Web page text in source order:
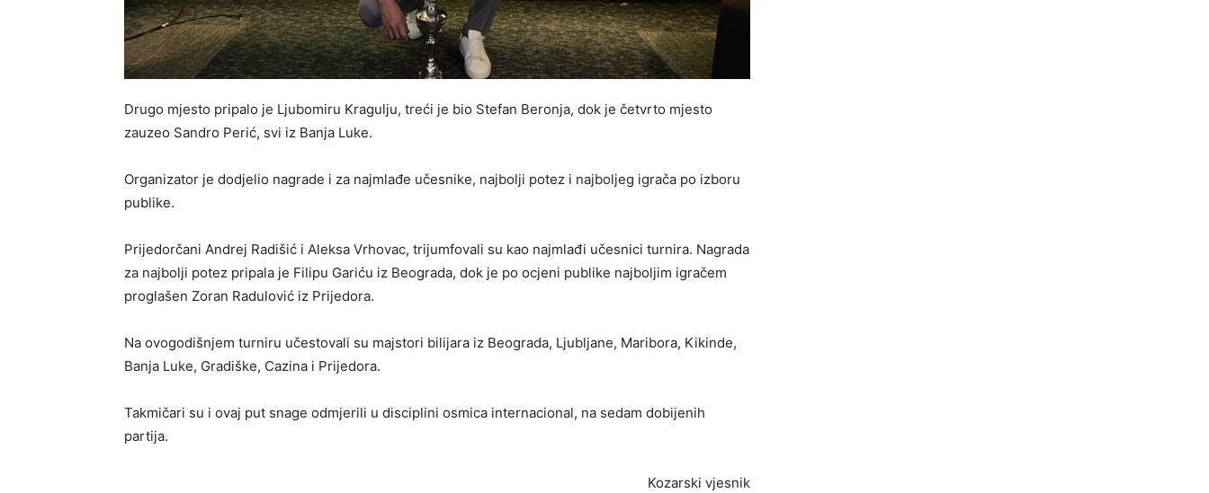
Drugo mjesto pripalo je Ljubomiru Kragulju, treći je bio Stefan Beronja, dok je četvrto mjesto
zauzeo Sandro Perić, svi iz Banja Luke.
Organizator je dodjelio nagrade i za najmlađe učesnike, najbolji potez i najboljeg igrača po izboru
publike.
Prijedorčani Andrej Radišić i Aleksa Vrhovac, trijumfovali su kao najmlađi učesnici turnira. Nagrada
za najbolji potez pripala je Filipu Gariću iz Beograda, dok je po ocjeni publike najboljim igračem
proglašen Zoran Radulović iz Prijedora.
Na ovogodišnjem turniru učestovali su majstori bilijara iz Beograda, Ljubljane, Maribora, Kikinde,
Banja Luke, Gradiške, Cazina i Prijedora.
Takmičari su i ovaj put snage odmjerili u disciplini osmica internacional, na sedam dobijenih
partija.
Kozarski vjesnik